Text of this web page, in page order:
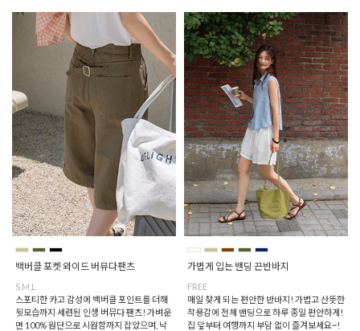
백버클 포켓 와이드 버뮤다팬츠
S,M,L
스포티한 카고 감성에 백버클 포인트를 더해
뒷모습까지 세련된 인생 버뮤다 팬츠! 가벼운
면 100% 원단으로 시원함까지 잡았으며, 낙
가볍게 입는 밴딩 끈반바지
FREE
매일 찾게 되는 편안한 반바지! 가볍고 산뜻한
착용감에 전체 밴딩으로 하루 종일 편안하게!
집 앞부터 여행까지 부담 없이 즐겨보세요~!